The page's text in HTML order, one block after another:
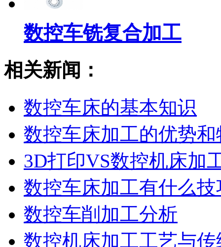
数控车铣复合加工
相关新闻：
数控车床的基本知识
数控车床加工的优势
3D打印VS数控机床加
数控车床加工有什么
数控车削加工分析
数控机床加工工艺与